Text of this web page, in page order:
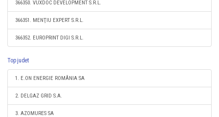
366350. VUXDOC DEVELOPMENT S.R.L.
366351. MENŢIU EXPERT S.R.L.
366352. EUROPRINT DIGI S.R.L.
Top judet
1. E.ON ENERGIE ROMÂNIA SA
2. DELGAZ GRID S.A.
3. AZOMURES SA